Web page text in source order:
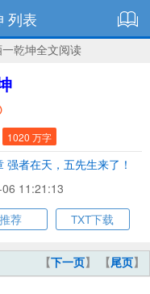
列表
乾坤全文阅读
1020 万字
强者在天，五先生来了！
11:21:13
推荐 TXT下载
【下一页】 【尾页】